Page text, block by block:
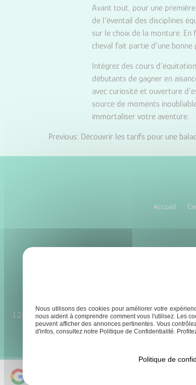
Avant tout, pour une
de l’éventail des disciplines
sur le choix de la monture.
cheval fait partie d’une bonne
Intégrez des cours
débutants de gagner en
avec curiosité et ouverture
source de moments
immortaliser votre aventure.
Navigation
Previous: Découvrir les tarifs pour une
Accueil
125 chemin du teron, 47300 Pujols
À
Nous utilisons des cookies pour améliorer votre
nous aident à comprendre comment vous l'utilisez. Les
peuvent afficher des annonces pertinentes. Vous
d'infos, consultez notre Politique de Confidentialité.
Politique de